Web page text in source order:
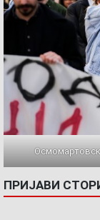
ПРИЈАВИ